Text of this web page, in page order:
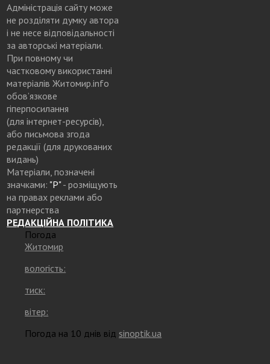
Адміністрація сайту може
не розділяти думку автора
і не несе відповідальності
за авторські матеріали.
При повному чи
частковому використанні
матеріалів Житомир.info
обов’язкове
гіперпосилання
(для інтернет-ресурсів),
або письмова згода
редакції (для друкованих
видань)
Матеріали, позначені
значками: "Р"- розміщують
на правах реклами або
партнерства
РЕДАКЦІЙНА ПОЛІТИКА
Погода
Житомир
вологість:
тиск:
вітер:
Погода на 10 днів від sinoptik.ua